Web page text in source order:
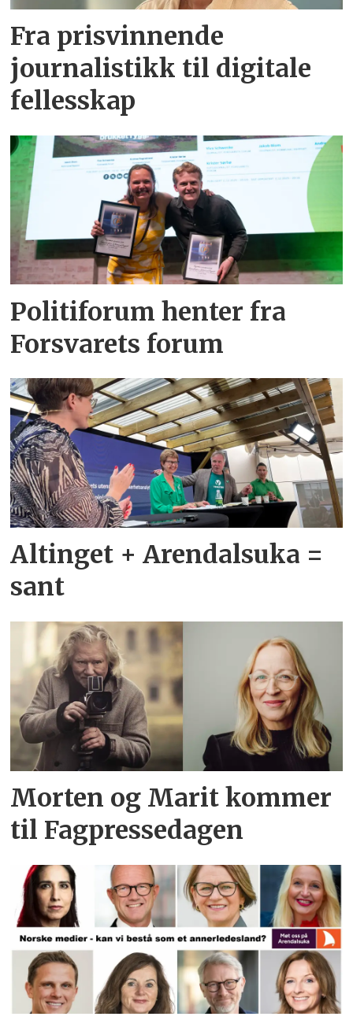
Fra prisvinnende
journalistikk til digitale
fellesskap
Politiforum henter fra
Forsvarets forum
Altinget + Arendalsuka =
sant
Morten og Marit kommer
til Fagpressedagen